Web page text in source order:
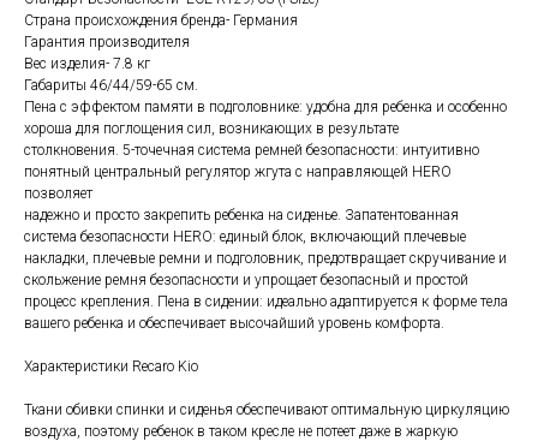
Страна происхождения бренда- Германия
Гарантия производителя
Вес изделия- 7.8 кг
Габариты 46/44/59-65 см.
Пена с эффектом памяти в подголовнике: удобна для ребенка и особенно
хороша для поглощения сил, возникающих в результате
столкновения. 5-точечная система ремней безопасности: интуитивно
понятный центральный регулятор жгута с направляющей HERO
позволяет
надежно и просто закрепить ребенка на сиденье. Запатентованная
система безопасности HERO: единый блок, включающий плечевые
накладки, плечевые ремни и подголовник, предотвращает скручивание и
скольжение ремня безопасности и упрощает безопасный и простой
процесс крепления. Пена в сидении: идеально адаптируется к форме тела
вашего ребенка и обеспечивает высочайший уровень комфорта.
Характеристики Recaro Kio
Ткани обивки спинки и сиденья обеспечивают оптимальную циркуляцию
воздуха, поэтому ребенок в таком кресле не потеет даже в жаркую